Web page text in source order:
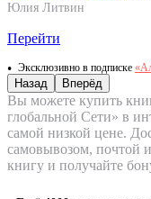
Юлия Литвин
Перейти
Эксклюзивно в подписке
Назад Вперёд
Вы можете купить
глобальной Сети» в
самой низкой цене.
самовывозом, почтой
книгу и получайте